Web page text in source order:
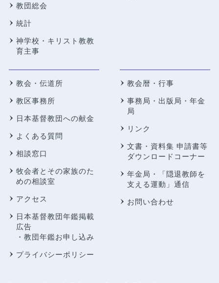
教団総会
統計
神学校・キリスト教教
育主事
教会・伝道所
教区事務所
日本基督教団への献金
よくある質問
相談窓口
牧会者とその家族のた
めの相談室
アクセス
日本基督教団年鑑掲載
広告
・教団年鑑お申し込み
プライバシーポリシー
教会暦・行事
事務局・出版局・年金
局
リンク
文書・資料集 申請書等
ダウンロードコーナー
年金局・
「隠退教師を
支える運動」通信
お問い合わせ